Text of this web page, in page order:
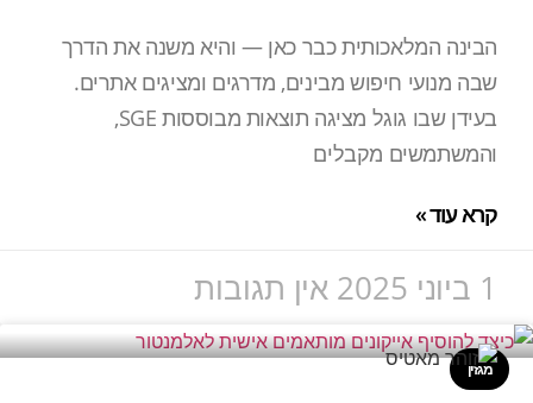
הבינה המלאכותית כבר כאן — והיא משנה את הדרך
שבה מנועי חיפוש מבינים, מדרגים ומציגים אתרים.
בעידן שבו גוגל מציגה תוצאות מבוססות SGE,
והמשתמשים מקבלים
קרא עוד »
1 ביוני 2025 אין תגובות
מגזין